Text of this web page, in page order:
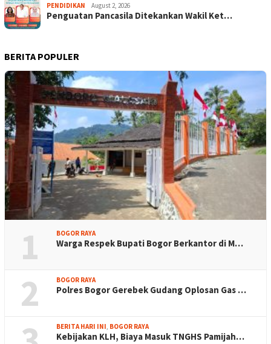
PENDIDIKAN August 2, 2026
Penguatan Pancasila Ditekankan Wakil Ket…
BERITA POPULER
1 BOGOR RAYA
Warga Respek Bupati Bogor Berkantor di M…
2 BOGOR RAYA
Polres Bogor Gerebek Gudang Oplosan Gas …
BERITA HARI INI BOGOR RAYA
Kebijakan KLH, Biaya Masuk TNGHS Pamijah…